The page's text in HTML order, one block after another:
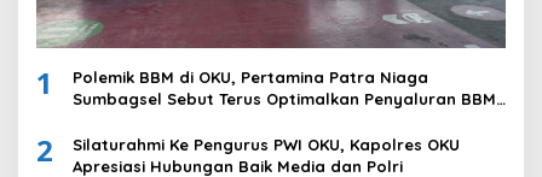
1
Polemik BBM di OKU, Pertamina Patra Niaga
Sumbagsel Sebut Terus Optimalkan Penyaluran BBM
Komering Ulu
2
Silaturahmi Ke Pengurus PWI OKU, Kapolres OKU
Apresiasi Hubungan Baik Media dan Polri